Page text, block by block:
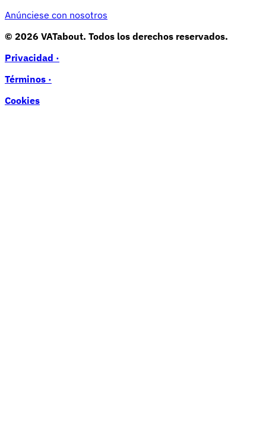
Anúnciese con nosotros
© 2026 VATabout. Todos los derechos reservados.
Privacidad ·
Términos ·
Cookies